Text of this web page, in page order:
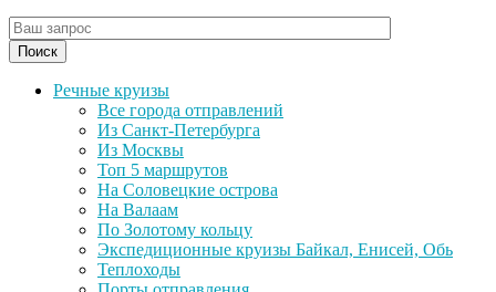
Поиск
Речные круизы
Все города отправлений
Из Санкт-Петербурга
Из Москвы
Топ 5 маршрутов
На Соловецкие острова
На Валаам
По Золотому кольцу
Экспедиционные круизы Байкал, Енисей, Обь
Теплоходы